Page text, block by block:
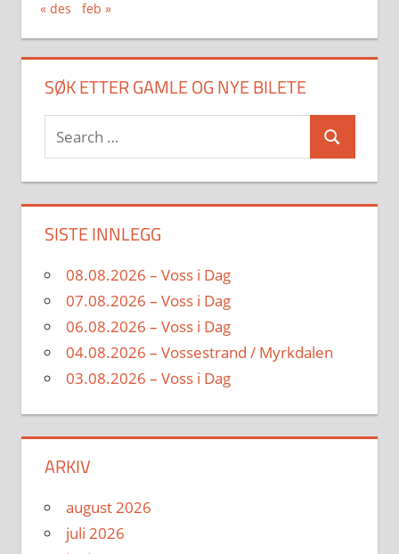
« des
feb »
SØK ETTER GAMLE OG NYE BILETE
Search
for:
Search
SISTE INNLEGG
08.08.2026 – Voss i Dag
07.08.2026 – Voss i Dag
06.08.2026 – Voss i Dag
04.08.2026 – Vossestrand / Myrkdalen
03.08.2026 – Voss i Dag
ARKIV
august 2026
juli 2026